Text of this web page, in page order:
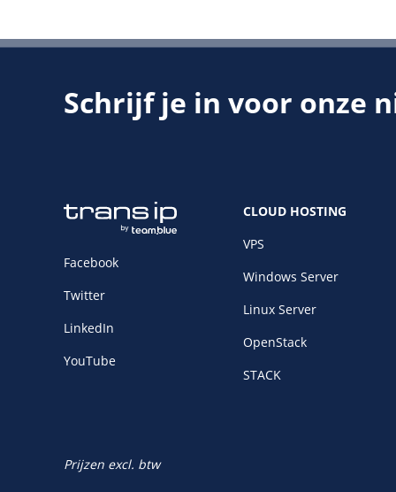
Schrijf je in voor onze
Facebook
Twitter
LinkedIn
YouTube
CLOUD HOSTING
VPS
Windows Server
Linux Server
OpenStack
STACK
Prijzen excl. btw